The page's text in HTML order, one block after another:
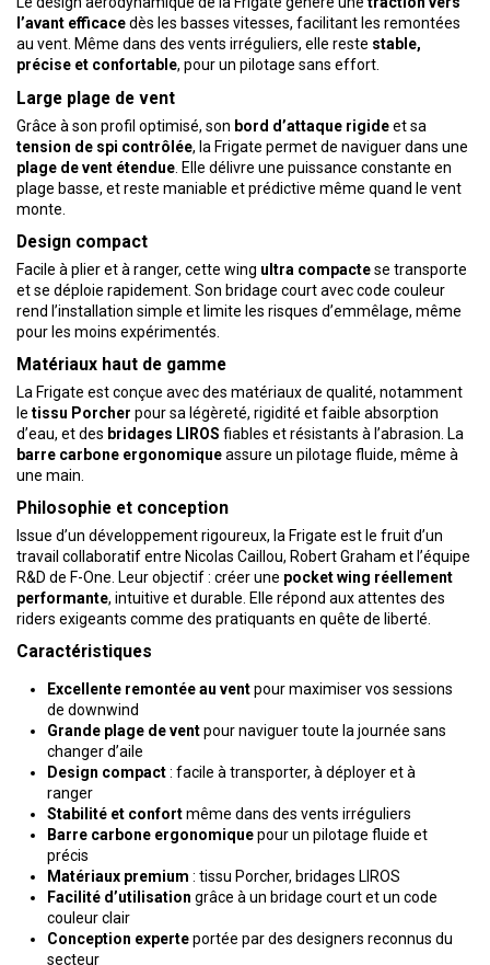
l’avant efficacedès les basses vitesses, facilitant les remontées
au vent. Même dans des vents irréguliers, elle reste stable,
précise et confortable, pour un pilotage sans effort.
Large plage de vent
Grâce à son profil optimisé, son bord d’attaque rigideet sa
tension de spi contrôlée, la Frigate permet de naviguer dans une
plage de vent étendue . Elle délivre une puissance constante en
plage basse, et reste maniable et prédictive même quand le vent
monte.
Design compact
Facile à plier et à ranger, cette wing ultra compactese transporte
et se déploie rapidement. Son bridage court avec code couleur
rend l’installation simple et limite les risques d’emmêlage, même
pour les moins expérimentés.
Matériaux haut de gamme
La Frigate est conçue avec des matériaux de qualité, notamment
le tissu Porcher pour sa légèreté, rigidité et faible absorption
d’eau, et des bridages LIROS fiables et résistants à l’abrasion. La
barre carbone ergonomiqueassure un pilotage fluide, même à
une main.
Philosophie et conception
Issue d’un développement rigoureux, la Frigate est le fruit d’un
travail collaboratif entre Nicolas Caillou, Robert Graham et l’équipe
R&D de F-One. Leur objectif : créer une pocket wing réellement
performante, intuitive et durable. Elle répond aux attentes des
riders exigeants comme des pratiquants en quête de liberté.
Caractéristiques
Excellente remontée au ventpour maximiser vos sessions
de downwind
Grande plage de ventpour naviguer toute la journée sans
changer d’aile
Design compact: facile à transporter, à déployer et à
ranger
Stabilité et confortmême dans des vents irréguliers
Barre carbone ergonomiquepour un pilotage fluide et
précis
Matériaux premium : tissu Porcher, bridages LIROS
Facilité d’utilisation grâce à un bridage court et un code
couleur clair
Conception experteportée par des designers reconnus du
secteur